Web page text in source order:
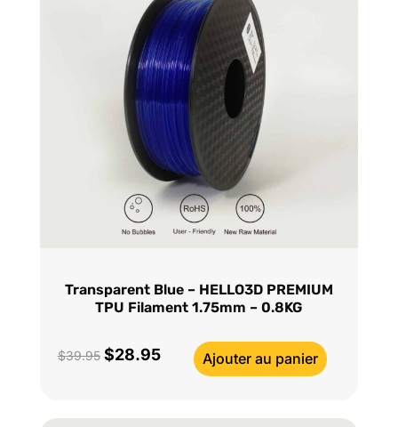
Transparent Blue – HELLO3D PREMIUM
TPU Filament 1.75mm – 0.8KG
$39.95 Le
était :
$28.95Le
est :
Ajouter au panier